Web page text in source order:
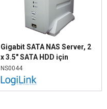
Gigabit SATA NAS Server, 2
x 3.5" SATA HDD için
NS0044